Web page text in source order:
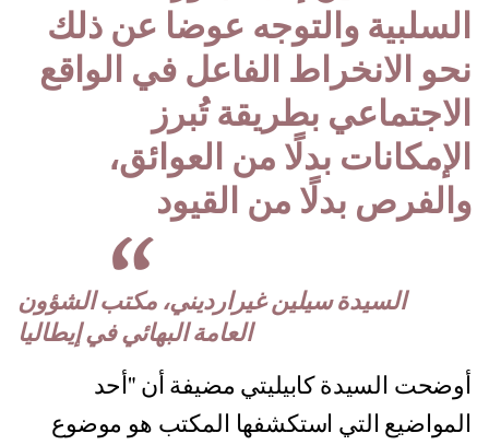
السلبية والتوجه عوضا عن ذلك
نحو الانخراط الفاعل في الواقع
الاجتماعي بطريقة تُبرز
الإمكانات بدلًا من العوائق،
والفرص بدلًا من القيود“
السيدة سيلين غيرارديني، مكتب الشؤون
العامة البهائي في إيطاليا
أوضحت السيدة كابيليتي مضيفة أن "أحد
المواضيع التي استكشفها المكتب هو موضوع